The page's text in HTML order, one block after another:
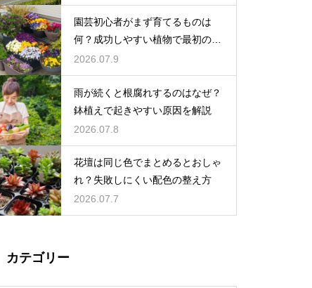
園芸初心者がまず育てるものは
何？成功しやすい植物で最初の一
歩を踏み出そう
2026.07.9
雨が続くと根腐れするのはなぜ？
鉢植えで起きやすい原因を解説
2026.07.8
花壇は同じ色でまとめるとおしゃ
れ？失敗しにくい配色の整え方
2026.07.7
カテゴリー